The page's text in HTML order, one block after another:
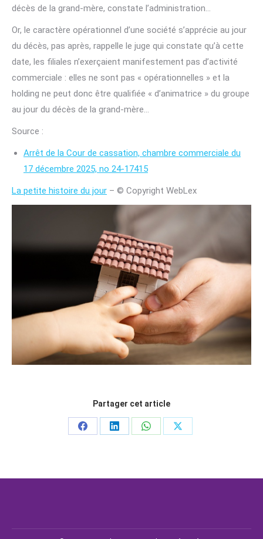
décès de la grand-mère, constate l’administration…
Or, le caractère opérationnel d’une société s’apprécie au jour
du décès, pas après, rappelle le juge qui constate qu’à cette
date, les filiales n’exerçaient manifestement pas d’activité
commerciale : elles ne sont pas « opérationnelles » et la
holding ne peut donc être qualifiée « d’animatrice » du groupe
au jour du décès de la grand-mère…
Source :
Arrêt de la Cour de cassation, chambre commerciale du
17 décembre 2025, no 24-17415
La petite histoire du jour – © Copyright WebLex
Partager cet article